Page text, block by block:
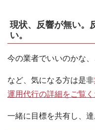
現状、反響が無い。
い。
今の業者でいいのかな、
など、気になる方は是非
運用代行の詳細をご覧
一緒に目標を共有し、